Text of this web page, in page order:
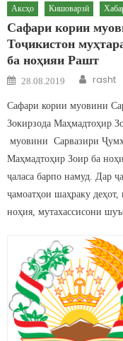
Аксҳо Кишоварзӣ
Сафари кории
Тоҷикистон
ба ноҳияи Рашт
Posted on
28.08.2019 Author
rasht
Сафари кории муовини
Зокирзода
муовини Сарвазири
Маҳмадтоҳир Зоир ба
ҷаласа барпо намуд. Дар
ҷамоатҳои шаҳраку
ноҳия, мутахассисони